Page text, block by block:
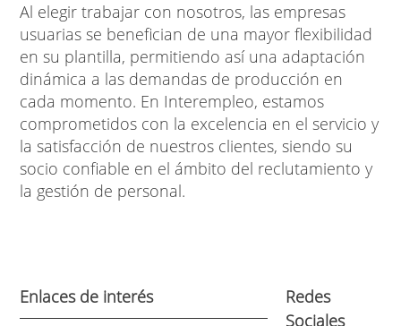
Al elegir trabajar con nosotros, las empresas
usuarias se benefician de una mayor flexibilidad
en su plantilla, permitiendo así una adaptación
dinámica a las demandas de producción en
cada momento. En Interempleo, estamos
comprometidos con la excelencia en el servicio y
la satisfacción de nuestros clientes, siendo su
socio confiable en el ámbito del reclutamiento y
la gestión de personal.
Enlaces de interés
Redes
Sociales